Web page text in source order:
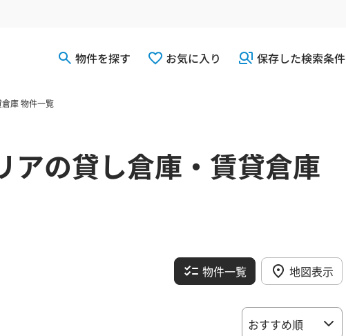
物件を探す お気に入り 保存した検索条件
庫 物件一覧
アの貸し倉庫・賃貸倉庫
物件一覧 地図表示